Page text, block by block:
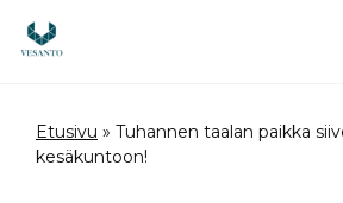
sisältöön
Etusivu » Tuhannen taalan paikka
kesäkuntoon!